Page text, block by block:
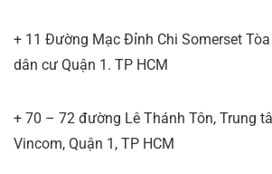
+ 11 Đường Mạc Đỉnh Chi Somerset
dân cư Quận 1. TP HCM
+ 70 – 72 đường Lê Thánh Tôn, Trung
Vincom, Quận 1, TP HCM